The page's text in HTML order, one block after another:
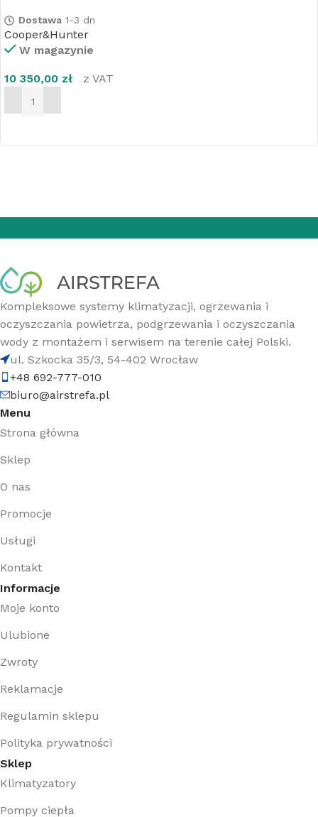
Dostawa 1-3 dn
Cooper&Hunter
W magazynie
10 350,00 zł z VAT
DODAJ DO KOSZYKA
Kompleksowe systemy klimatyzacji, ogrzewania i
oczyszczania powietrza, podgrzewania i oczyszczania
wody z montażem i serwisem na terenie całej Polski.
ul. Szkocka 35/3, 54-402 Wrocław
+48 692-777-010
biuro@airstrefa.pl
Menu
Strona główna
Sklep
O nas
Promocje
Usługi
Kontakt
Informacje
Moje konto
Ulubione
Zwroty
Reklamacje
Regulamin sklepu
Polityka prywatności
Sklep
Klimatyzatory
Pompy ciepła